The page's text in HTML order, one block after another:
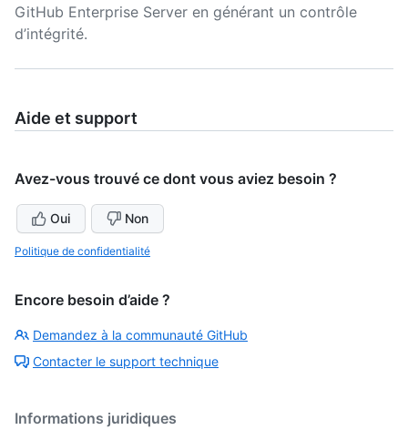
GitHub Enterprise Server en générant un contrôle
d’intégrité.
Aide et support
Avez-vous trouvé ce dont vous aviez besoin ?
Oui Non
Politique de confidentialité
Encore besoin d’aide ?
Demandez à la communauté GitHub
Contacter le support technique
Informations juridiques